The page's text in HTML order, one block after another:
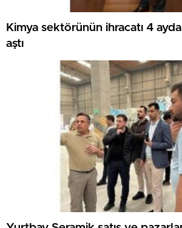
Kimya sektörünün ihracatı 4
aştı